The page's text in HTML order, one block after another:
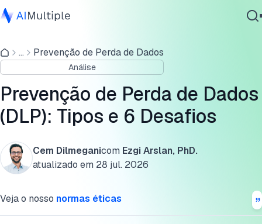
IA Agêntica
Segurança cibernética
Dados
Software Empresarial
Serviços
... Prevenção de Perda de Dados
Análise
Prevenção de Perda de Dados
(DLP): Tipos e 6 Desafios
Cem Dilmeganicom Ezgi Arslan, PhD.
atualizado em 28 jul. 2026
Veja o nosso normas éticas
Tipos de DLP
O navegador como um novo ponto de controle
Quais são os principais desafios da DLP e como superá-
los?
Conformidade HIPAA e DLP